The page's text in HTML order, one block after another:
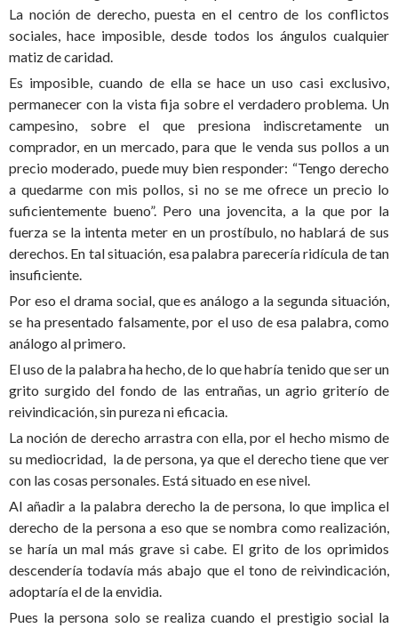
La noción de derecho, puesta en el centro de los conflictos
sociales, hace imposible, desde todos los ángulos cualquier
matiz de caridad.
Es imposible, cuando de ella se hace un uso casi exclusivo,
permanecer con la vista fija sobre el verdadero problema. Un
campesino, sobre el que presiona indiscretamente un
comprador, en un mercado, para que le venda sus pollos a un
precio moderado, puede muy bien responder: “Tengo derecho
a quedarme con mis pollos, si no se me ofrece un precio lo
suficientemente bueno”. Pero una jovencita, a la que por la
fuerza se la intenta meter en un prostíbulo, no hablará de sus
derechos. En tal situación, esa palabra parecería ridícula de tan
insuficiente.
Por eso el drama social, que es análogo a la segunda situación,
se ha presentado falsamente, por el uso de esa palabra, como
análogo al primero.
El uso de la palabra ha hecho, de lo que habría tenido que ser un
grito surgido del fondo de las entrañas, un agrio griterío de
reivindicación, sin pureza ni eficacia.
La noción de derecho arrastra con ella, por el hecho mismo de
su mediocridad, la de persona, ya que el derecho tiene que ver
con las cosas personales. Está situado en ese nivel.
Al añadir a la palabra derecho la de persona, lo que implica el
derecho de la persona a eso que se nombra como realización,
se haría un mal más grave si cabe. El grito de los oprimidos
descendería todavía más abajo que el tono de reivindicación,
adoptaría el de la envidia.
Pues la persona solo se realiza cuando el prestigio social la